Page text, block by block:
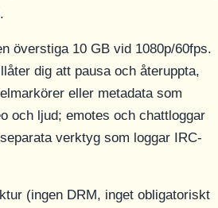
överstiga 10 GB vid 1080p/60fps.
dig att pausa och återuppta,
eller metadata som
och ljud; emotes och chattloggar
verktyg som loggar IRC-
(ingen DRM, inget obligatoriskt